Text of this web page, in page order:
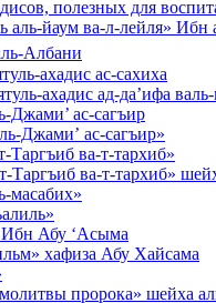
полезных для
аль-йаум ва-л-лейля» Ибн
Албани
ахадис ас-сахиха
ахадис ад-да’ифа валь-
Джами’ ас-сагъир
Джами’ ас-сагъир»
Таргъиб ва-т-тархиб»
Таргъиб ва-т-тархиб»
масабих»
Ибн Абу ‘Асыма
хафиза Абу Хайсама
пророка» шейха